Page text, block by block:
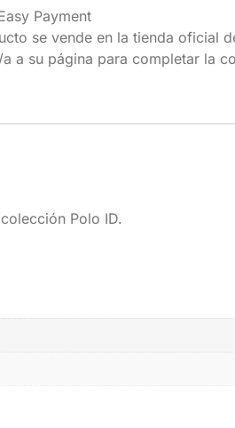
Payment
se vende en la tienda oficial
a su página para completar la
Polo ID.